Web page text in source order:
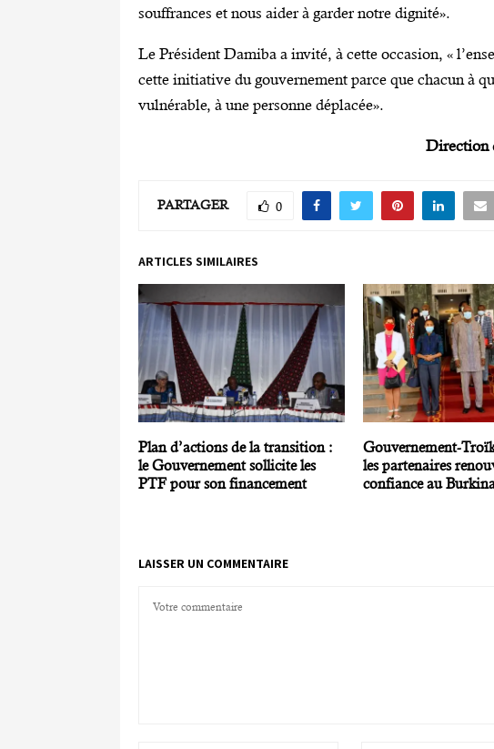
souffrances et nous aider à garder notre dignité».
Le Président Damiba a invité, à cette occasion, «
cette initiative du gouvernement parce que chacun à
vulnérable, à une personne déplacée».
Direction
PARTAGER 0
ARTICLES SIMILAIRES
Plan d’actions de la transition :
le Gouvernement sollicite les
PTF pour son financement
Gouvernement-
les partenaires
confiance au
LAISSER UN COMMENTAIRE